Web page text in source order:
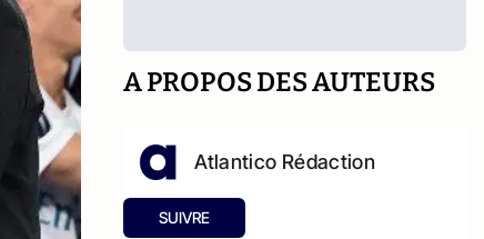
A PROPOS DES AUTEURS
Atlantico Rédaction
SUIVRE